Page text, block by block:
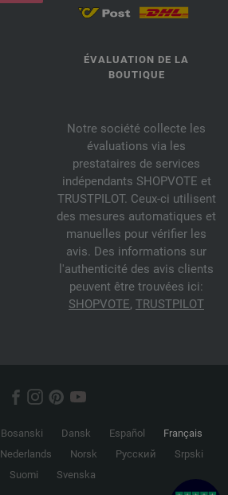
ÉVALUATION DE LA
BOUTIQUE
Notre société collecte les
évaluations via les
prestataires de services
indépendants SHOPVOTE et
TRUSTPILOT. Ceux-ci utilisent
des mesures automatiques et
manuelles pour vérifier les
avis. Des informations sur
l'authenticité des avis clients
peuvent être trouvées ici:
SHOPVOTE, TRUSTPILOT
Bosanski Dansk Español
Français
Nederlands Norsk Русский
Srpski
Suomi
Svenska